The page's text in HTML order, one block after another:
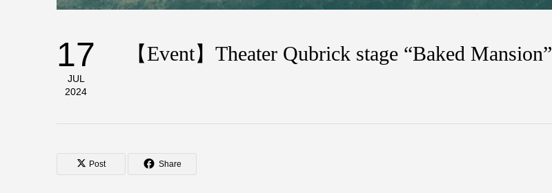
17
JUL
2024
【Event】Theater Qubrick stage “Baked Mansion”
Post Share